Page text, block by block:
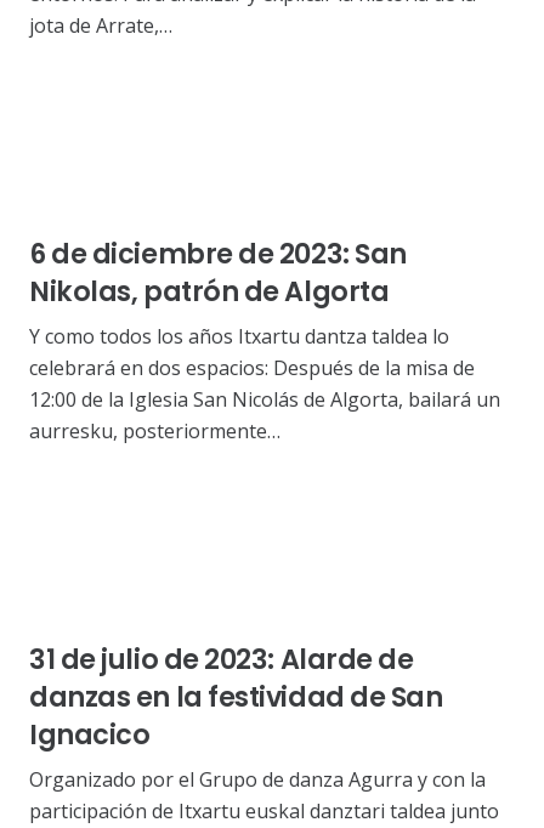
jota de Arrate,…
6 de diciembre de 2023: San
Nikolas, patrón de Algorta
Y como todos los años Itxartu dantza taldea lo
celebrará en dos espacios: Después de la misa de
12:00 de la Iglesia San Nicolás de Algorta, bailará un
aurresku, posteriormente…
31 de julio de 2023: Alarde de
danzas en la festividad de San
Ignacico
Organizado por el Grupo de danza Agurra y con la
participación de Itxartu euskal danztari taldea junto